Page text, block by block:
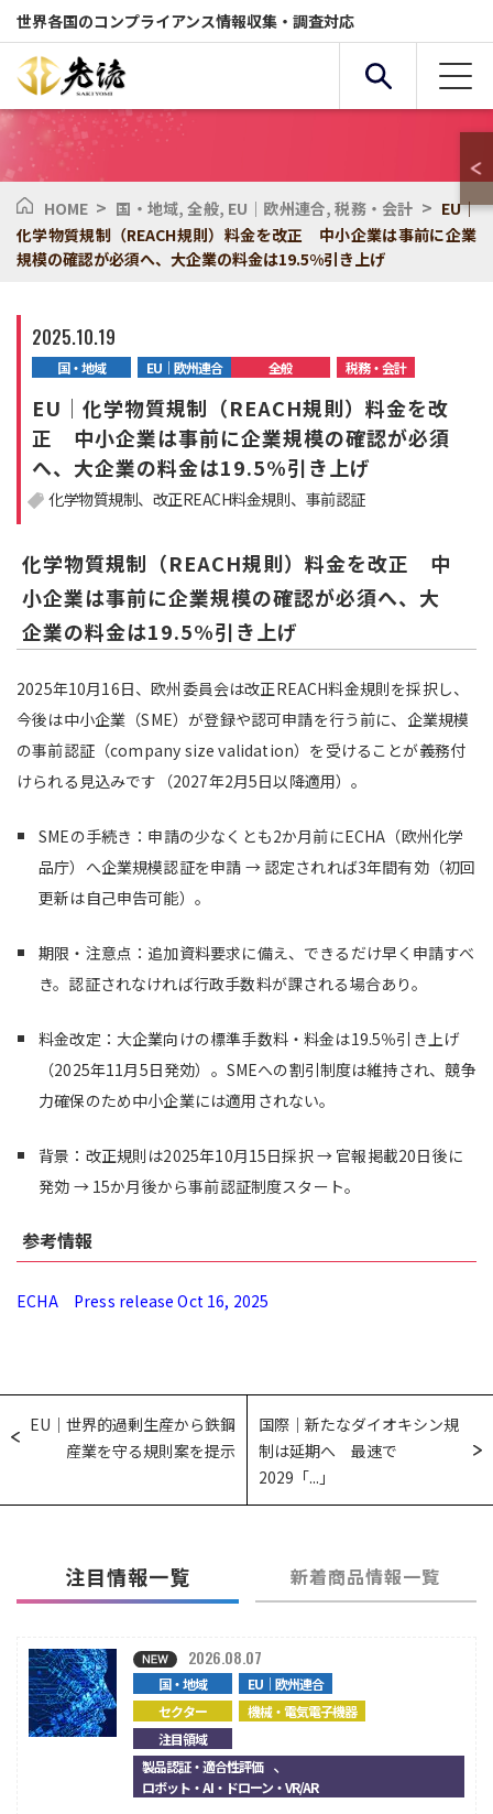
世界各国のコンプライアンス情報収集・調査対応
複合条件検索
全般 セクター
化学物質 環境
HOME > 国・地域,全般, EU｜欧州連合,税務・会計 > EU｜
化学物質規制（REACH規則）料金を改正 中小企業は事前に企業
規模の確認が必須へ、大企業の料金は19.5%引き上げ
2025.10.19
国・地域 EU｜欧州連合 全般 税務・会計
EU｜化学物質規制（REACH規則）料金を改
正 中小企業は事前に企業規模の確認が必須
へ、大企業の料金は19.5%引き上げ
化学物質規制 改正REACH料金規則 事前認証
化学物質規制（REACH規則）料金を改正 中
小企業は事前に企業規模の確認が必須へ、大
企業の料金は19.5%引き上げ
2025年10月16日、欧州委員会は改正REACH料金規則を採択し、
今後は中小企業（SME）が登録や認可申請を行う前に、企業規模
の事前認証（company size validation）を受けることが義務付
けられる見込みです（2027年2月5日以降適用）。
SMEの手続き：申請の少なくとも2か月前にECHA（欧州化学
品庁）へ企業規模認証を申請 → 認定されれば3年間有効（初回
更新は自己申告可能）。
期限・注意点：追加資料要求に備え、できるだけ早く申請すべ
き。認証されなければ行政手数料が課される場合あり。
料金改定：大企業向けの標準手数料・料金は19.5％引き上げ
（2025年11月5日発効）。SMEへの割引制度は維持され、競争
力確保のため中小企業には適用されない。
背景：改正規則は2025年10月15日採択 → 官報掲載20日後に
発効 → 15か月後から事前認証制度スタート。
参考情報
ECHA Press release Oct 16, 2025
EU｜世界的過剰生産から鉄鋼
産業を守る規則案を提示
国際｜新たなダイオキシン規
制は延期へ 最速で
2029「...」
注目情報一覧 新着商品情報一覧
国・地域
EU｜欧州連合
セクター
機械・電気電子機器
注目領域
製品認証・適合性評価 、
ロボット・AI・ドローン・VR/AR
2026.08.07